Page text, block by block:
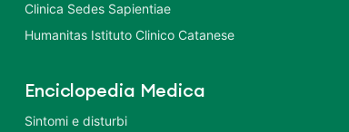
Clinica Sedes Sapientiae
Humanitas Istituto Clinico Catanese
Enciclopedia Medica
Sintomi e disturbi